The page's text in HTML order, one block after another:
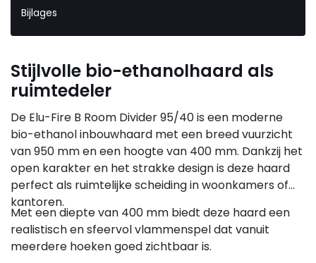
Bijlages
Stijlvolle bio-ethanolhaard als
ruimtedeler
De Elu-Fire B Room Divider 95/40 is een moderne
bio-ethanol inbouwhaard met een breed vuurzicht
van 950 mm en een hoogte van 400 mm. Dankzij het
open karakter en het strakke design is deze haard
perfect als ruimtelijke scheiding in woonkamers of
kantoren.
Met een diepte van 400 mm biedt deze haard een
realistisch en sfeervol vlammenspel dat vanuit
meerdere hoeken goed zichtbaar is.